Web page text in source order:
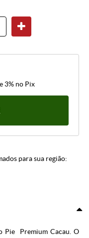
3% no Pix
para sua região:
Pie Premium Cacau. O